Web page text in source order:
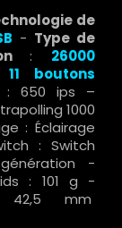
de
- Type de
: 26000
11 boutons
: 650 ips –
1000
: Éclairage
: Switch
-
: 101 g -
mm